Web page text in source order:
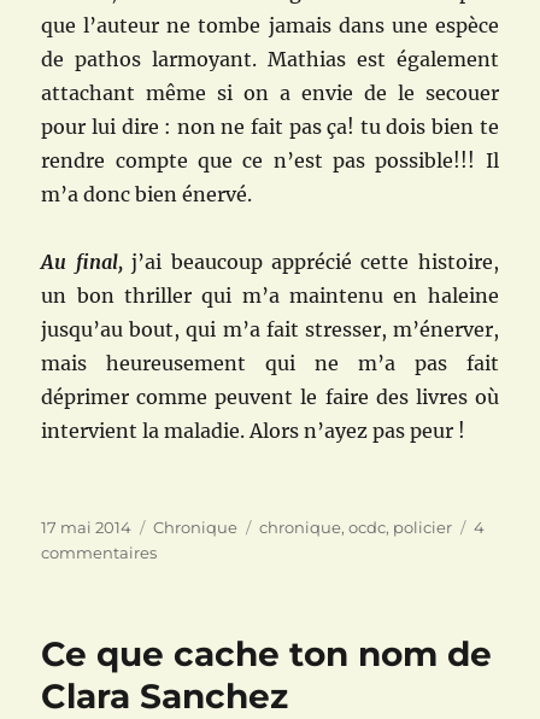
que l’auteur ne tombe jamais dans une espèce
de pathos larmoyant. Mathias est également
attachant même si on a envie de le secouer
pour lui dire : non ne fait pas ça! tu dois bien te
rendre compte que ce n’est pas possible!!! Il
m’a donc bien énervé.
Au final,j’ai beaucoup apprécié cette histoire,
un bon thriller qui m’a maintenu en haleine
jusqu’au bout, qui m’a fait stresser, m’énerver,
mais heureusement qui ne m’a pas fait
déprimer comme peuvent le faire des livres où
intervient la maladie. Alors n’ayez pas peur !
Publié
le
17 mai 2014 Catégories
Chronique Étiquettes
chronique,ocdc, policier
4
commentairessur
Salomé…
Renaud
Ce que cache ton nom de
Clara Sanchez